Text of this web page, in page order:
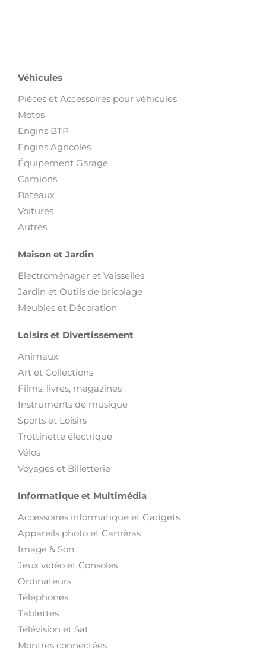
Véhicules
Pièces et Accessoires pour véhicules
Motos
Engins BTP
Engins Agricoles
Équipement Garage
Camions
Bateaux
Voitures
Autres
Maison et Jardin
Electroménager et Vaisselles
Jardin et Outils de bricolage
Meubles et Décoration
Loisirs et Divertissement
Animaux
Art et Collections
Films, livres, magazines
Instruments de musique
Sports et Loisirs
Trottinette électrique
Vélos
Voyages et Billetterie
Informatique et Multimédia
Accessoires informatique et Gadgets
Appareils photo et Caméras
Image & Son
Jeux vidéo et Consoles
Ordinateurs
Téléphones
Tablettes
Télévision et Sat
Montres connectées